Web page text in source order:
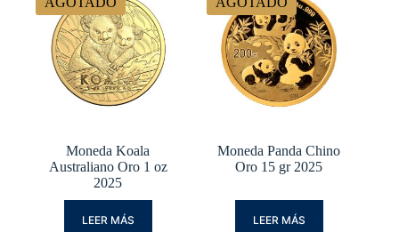
Moneda Koala
Australiano Oro 1 oz
2025
LEER MÁS
Moneda Panda Chino
Oro 15 gr 2025
LEER MÁS